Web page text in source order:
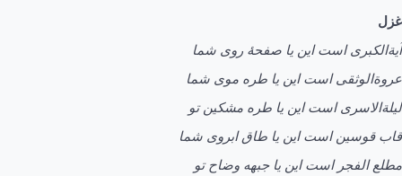
غزل
آیةالکبری است این یا صفحۀ روی شما
عروةالوثقی است این یا طره موی شما
لیلةالاسری است این یا طره مشکين تو
قاب قوسين است این یا طاق ابروی شما
مطلع الفجر است این یا جبهه وضاح تو